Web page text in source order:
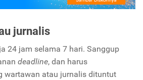
jurnalis
24 jam selama 7 hari. Sanggup
deadline, dan harus
wartawan atau jurnalis dituntut